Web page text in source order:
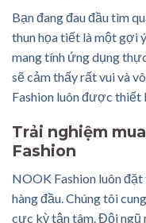
Bạn đang đau đầu tìm
thun họa tiết là một gợi
mang tính ứng dụng
sẽ cảm thấy rất vui và
Fashion luôn được thiết
Trải nghiệm
Fashion
NOOK Fashion luôn
hàng đầu. Chúng tôi
cực kỳ tận tâm. Đội ngũ